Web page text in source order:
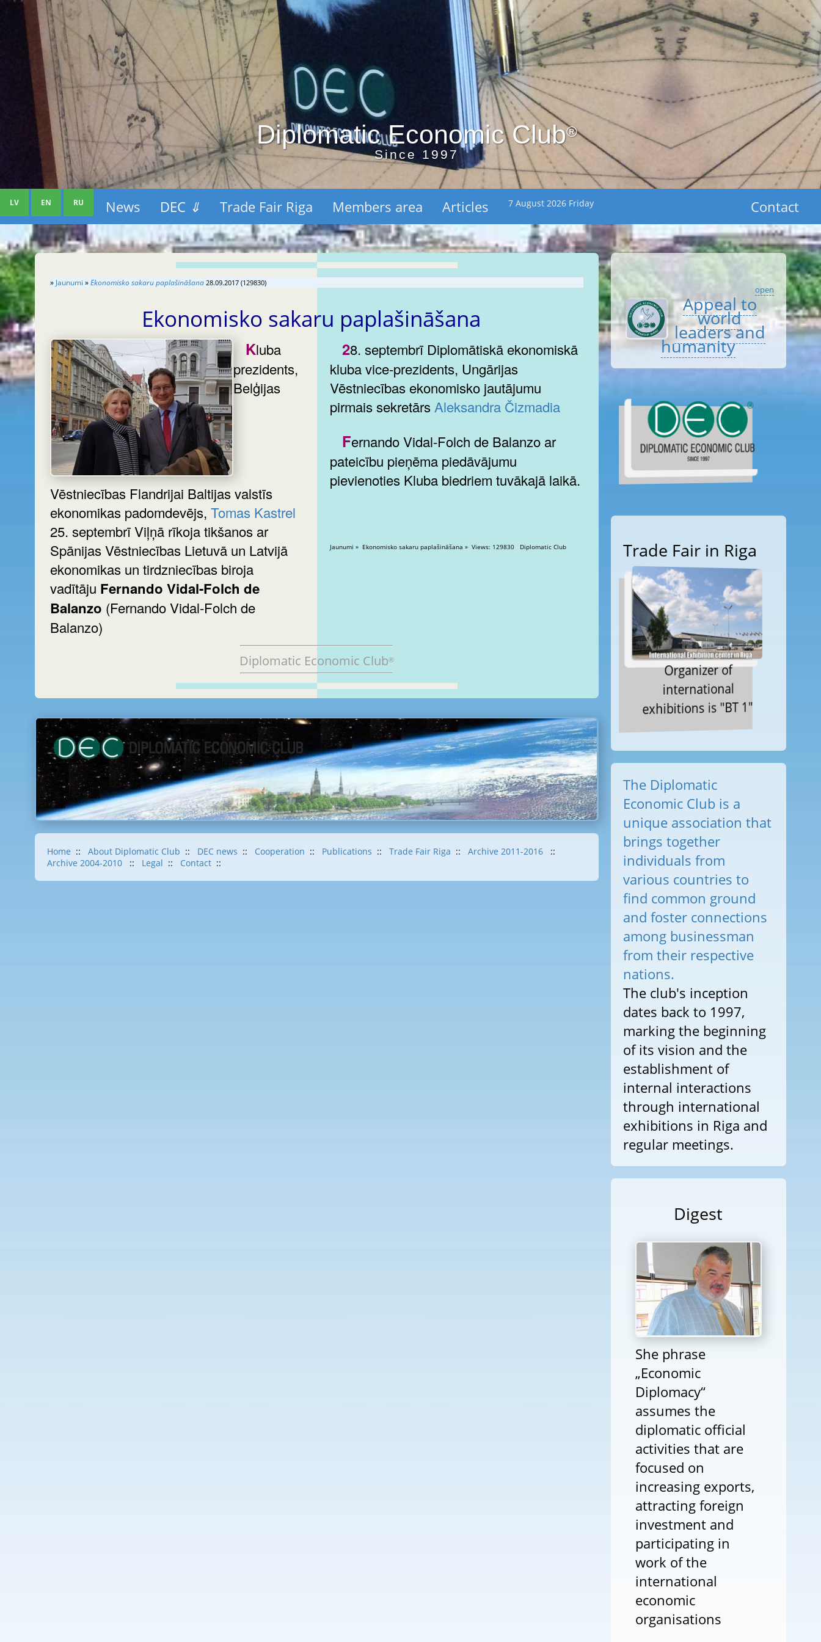
Diplomatic Economic Club®
Since 1997
LV EN RU News DEC ⇓ Trade Fair Riga Members area Articles 7 August 2026 Friday Contact
» Jaunumi »Ekonomisko sakaru paplašināšana 28.09.2017 (129830)
Ekonomisko sakaru paplašināšana
Kluba
prezidents,
Belģijas
Vēstniecības Flandrijai Baltijas valstīs
ekonomikas padomdevējs, Tomas Kastrel
25. septembrī Viļņā rīkoja tikšanos ar
Spānijas Vēstniecības Lietuvā un Latvijā
ekonomikas un tirdzniecības biroja
vadītāju Fernando Vidal-Folch de
Balanzo (Fernando Vidal-Folch de
Balanzo)
28. septembrī Diplomātiskā ekonomiskā
kluba vice-prezidents, Ungārijas
Vēstniecības ekonomisko jautājumu
pirmais sekretārs Aleksandra Čizmadia
Fernando Vidal-Folch de Balanzo ar
pateicību pieņēma piedāvājumu
pievienoties Kluba biedriem tuvākajā laikā.
Jaunumi » Ekonomisko sakaru paplašināšana » Views: 129830 Diplomatic Club
Diplomatic Economic Club®
Home :: About Diplomatic Club :: DEC news :: Cooperation :: Publications :: Trade Fair Riga :: Archive 2011-2016
::
Archive 2004-2010
:: Legal :: Contact ::
open
Appeal to
world
leaders and
humanity
Trade Fair in Riga
Organizer of
international
exhibitions is "BT 1"
The Diplomatic
Economic Club is a
unique association that
brings together
individuals from
various countries to
find common ground
and foster connections
among businessman
from their respective
nations.
The club's inception
dates back to 1997,
marking the beginning
of its vision and the
establishment of
internal interactions
through international
exhibitions in Riga and
regular meetings.
Digest
She phrase
„Economic
Diplomacy“
assumes the
diplomatic official
activities that are
focused on
increasing exports,
attracting foreign
investment and
participating in
work of the
international
economic
organisations